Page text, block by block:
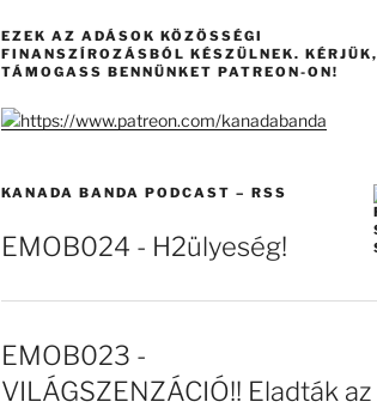
EZEK AZ ADÁSOK KÖZÖSSÉGI
FINANSZÍROZÁSBÓL KÉSZÜLNEK. KÉRJÜK,
TÁMOGASS BENNÜNKET PATREON-ON!
KANADA BANDA PODCAST – RSS
EMOB024 - H2ülyeség!
EMOB023 -
VILÁGSZENZÁCIÓ!! Eladták az